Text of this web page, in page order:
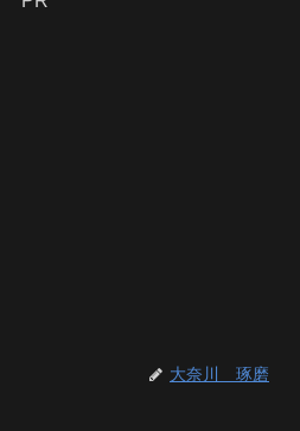
大奈川 琢磨